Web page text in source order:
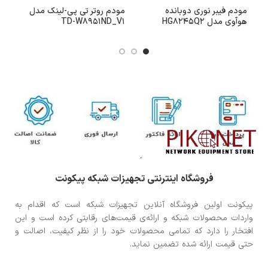
مودم فیبر نوری دوبانده
هوآوی مدل HG8245Q2
مودم روتر تی پی-لینک مدل
TD-W8951ND_V1
فروشگاه اینترنتی تجهیزات شبکه پیکونت
پیکونت اولین فروشگاه آنلاین تجهیزات شبکه است که اقدام به
واردات محصولات شبکه و ارائه‌ی قیمت‌های رقابتی کرده است و این
افتخار را دارد که تمامی محصولات خود را از نظر کیفیت، اصالت و
حتی قیمت ارائه شده تضمین نماید.